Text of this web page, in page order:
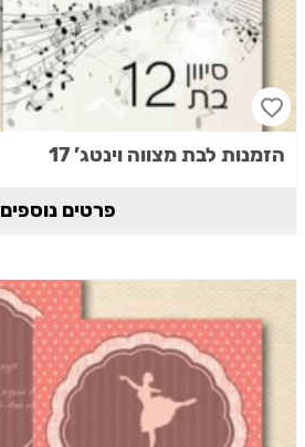
הזמנות לבת מצווה וינטג’ 17
פרטים נוספים